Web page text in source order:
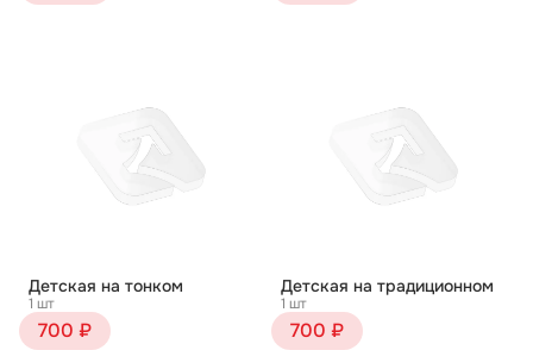
Детская на тонком
1 шт
700 ₽
Детская на традиционном
1 шт
700 ₽